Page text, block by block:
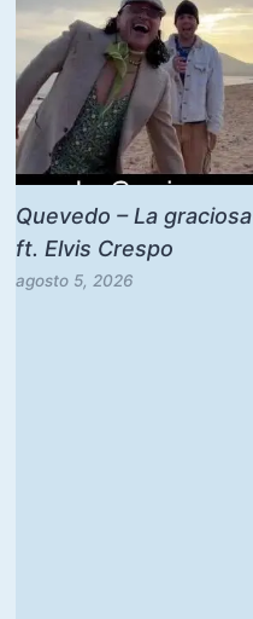
Quevedo – La graciosa
ft. Elvis Crespo
agosto 5, 2026